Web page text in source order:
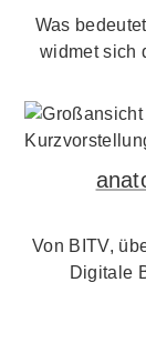
Was
widmet sich
Von BITV,
Digitale